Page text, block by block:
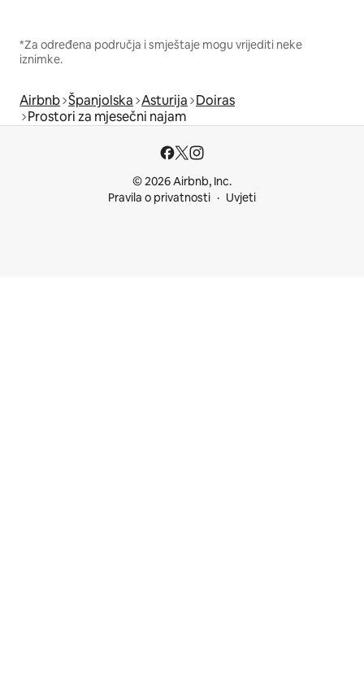
*Za određena područja i smještaje mogu vrijediti neke
iznimke.
Airbnb Španjolska Asturija Doiras
Prostori za mjesečni najam
© 2026 Airbnb, Inc.
Pravila o privatnosti
Uvjeti